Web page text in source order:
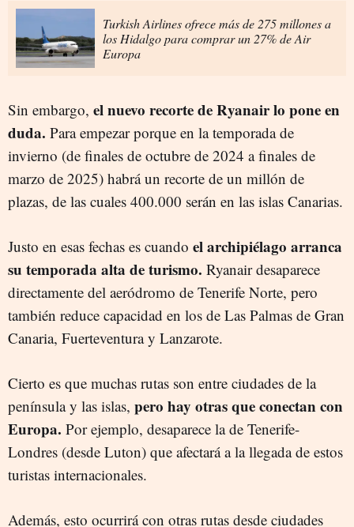
Turkish Airlines ofrece más de 275 millones a
los Hidalgo para comprar un 27% de Air
Europa
Sin embargo, el nuevo recorte de Ryanair lo pone en
duda. Para empezar porque en la temporada de
invierno (de finales de octubre de 2024 a finales de
marzo de 2025) habrá un recorte de un millón de
plazas, de las cuales 400.000 serán en las islas Canarias.
Justo en esas fechas es cuando el archipiélago arranca
su temporada alta de turismo. Ryanair desaparece
directamente del aeródromo de Tenerife Norte, pero
también reduce capacidad en los de Las Palmas de Gran
Canaria, Fuerteventura y Lanzarote.
Cierto es que muchas rutas son entre ciudades de la
península y las islas, pero hay otras que conectan con
Europa. Por ejemplo, desaparece la de Tenerife-
Londres (desde Luton) que afectará a la llegada de estos
turistas internacionales.
Además, esto ocurrirá con otras rutas desde ciudades